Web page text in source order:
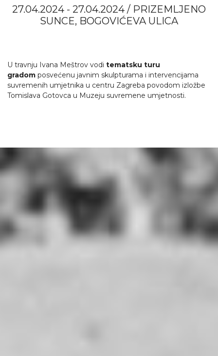
27.04.2024 - 27.04.2024 / PRIZEMLJENO
SUNCE, BOGOVIĆEVA ULICA
U travnju Ivana Meštrov vodi tematsku turu
gradom posvećenu javnim skulpturama i intervencijama
suvremenih umjetnika u centru Zagreba povodom izložbe
Tomislava Gotovca u Muzeju suvremene umjetnosti.